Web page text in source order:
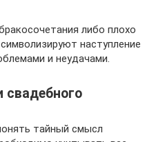
либо плохо
наступление
и неудачами.
свадебного
тайный смысл